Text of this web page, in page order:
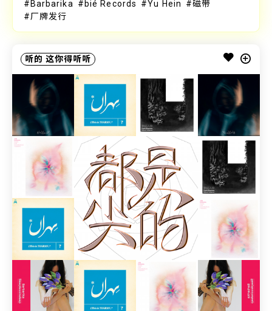
Barbarika bié Records Yu Hein
磁带
厂牌发行
听的 这你得听听